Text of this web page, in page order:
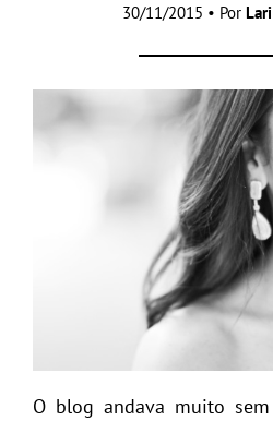
30/11/2015 • Por Lari
O blog andava muito